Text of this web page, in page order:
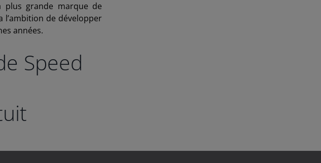
plus grande marque de
l’ambition de développer
années.
Speed